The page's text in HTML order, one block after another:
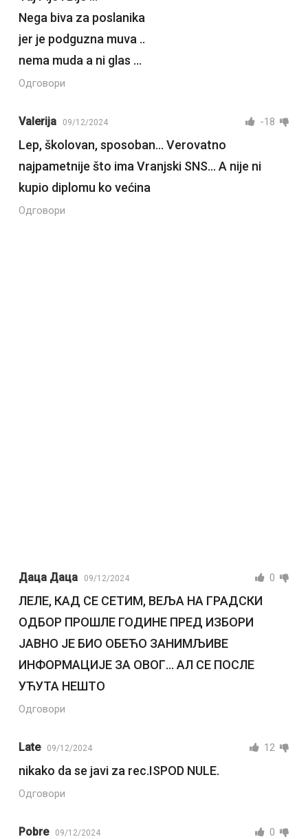
Nega biva za poslanika
jer je podguzna muva ..
nema muda a ni glas …
Одговори
Valerija 09/12/2024 -18
Lep, školovan, sposoban… Verovatno
najpametnije što ima Vranjski SNS… A nije ni
kupio diplomu ko većina
Одговори
Даца Даца 09/12/2024 0
ЛЕЛЕ, КАД СЕ СЕТИМ, ВЕЉА НА ГРАДСКИ
ОДБОР ПРОШЛЕ ГОДИНЕ ПРЕД ИЗБОРИ
ЈАВНО ЈЕ БИО ОБЕЋО ЗАНИМЉИВЕ
ИНФОРМАЦИЈЕ ЗА ОВОГ… АЛ СЕ ПОСЛЕ
УЋУТА НЕШТО
Одговори
Late 09/12/2024 12
nikako da se javi za rec.ISPOD NULE.
Одговори
Pobre 09/12/2024 0